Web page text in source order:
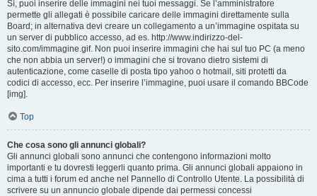
Sì, puoi inserire delle immagini nei tuoi messaggi. Se l’amministratore
permette gli allegati è possibile caricare delle immagini direttamente sulla
Board; in alternativa devi creare un collegamento a un’immagine ospitata su
un server di pubblico accesso, ad es. http://www.indirizzo-del-
sito.com/immagine.gif. Non puoi inserire immagini che hai sul tuo PC (a meno
che non abbia un server!) o immagini che si trovano dietro sistemi di
autenticazione, come caselle di posta tipo yahoo o hotmail, siti protetti da
codici di accesso, ecc. Per inserire l’immagine, puoi usare il comando BBCode
[img].
Top
Che cosa sono gli annunci globali?
Gli annunci globali sono annunci che contengono informazioni molto
importanti e tu dovresti leggerli quanto prima. Gli annunci globali appaiono in
cima a tutti i forum ed anche nel Pannello di Controllo Utente. La possibilità di
scrivere su un annuncio globale dipende dai permessi concessi